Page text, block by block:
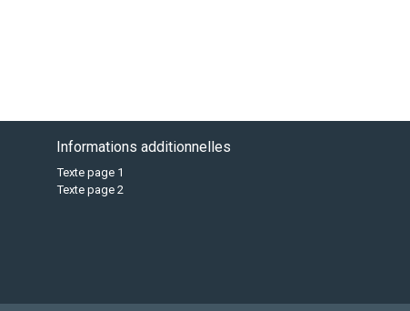
Informations additionnelles
Texte page 1
Texte page 2